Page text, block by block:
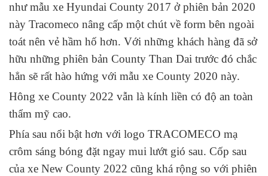
như mẫu xe Hyundai County 2017 ở phiên bản 2020
này Tracomeco nâng cấp một chút về form bên ngoài
toát nên vẻ hầm hố hơn. Với những khách hàng đã sở
hữu những phiên bản County Than Dai trước đó chắc
hẳn sẽ rất hào hứng với mẫu xe County 2020 này.
Hông xe County 2022 vẫn là kính liền có độ an toàn
thẩm mỹ cao.
Phía sau nổi bật hơn với logo TRACOMECO mạ
crôm sáng bóng đặt ngay mui lướt gió sau. Cốp sau
của xe New County 2022 cũng khá rộng so với phiên